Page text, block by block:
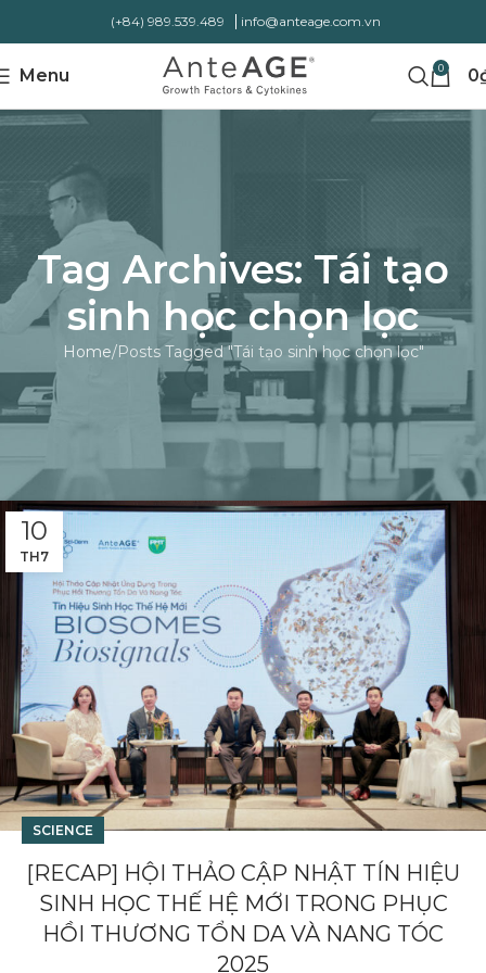
(+84) 989.539.489 info@anteage.com.vn
Menu 0 0
Tag Archives: Tái tạo
sinh học chọn lọc
Home Posts Tagged "Tái tạo sinh học chọn lọc"
10
TH7
SCIENCE
[RECAP] HỘI THẢO CẬP NHẬT TÍN HIỆU
SINH HỌC THẾ HỆ MỚI TRONG PHỤC
HỒI THƯƠNG TỔN DA VÀ NANG TÓC
2025